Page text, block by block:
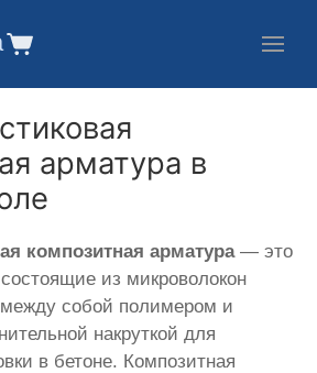
арматура в
композитная арматура— это
из микроволокон
между собой полимером и
накруткой для
в бетоне. Композитная